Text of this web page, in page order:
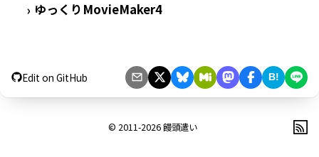
› ゆっくりMovieMaker4
Edit on GitHub B!
© 2011-2026饅頭遣い